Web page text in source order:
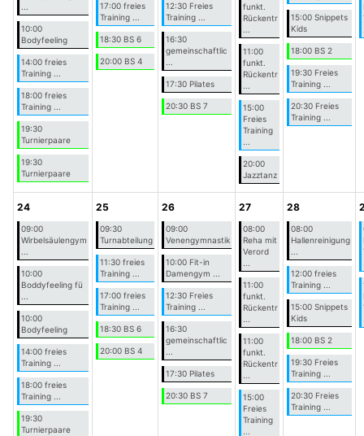
10:00
Bodyfeeling
14:00 freies
Training ...
18:00 freies
Training ...
19:30
Turnierpaare
19:30
Turnierpaare
17:00 freies
Training ...
18:30 BS 6
20:00 BS 4
12:30 Freies
Training ...
16:30
gemeinschaftlic
17:30 Pilates
20:30 BS 7
funkt.
Rückentr
11:00
funkt.
Rückentr
15:00
Freies
Training
20:00
Jazztanz
15:00 Snippets
Kids
18:00 BS 2
19:30 Freies
Training ...
20:30 Freies
Training ...
24
09:00
Wirbelsäulengym
10:00
Boddyfeeling fü
10:00
Bodyfeeling
14:00 freies
Training ...
18:00 freies
Training ...
19:30
Turnierpaare
25
09:30
Turnabteilung
11:30 freies
Training ...
17:00 freies
Training ...
18:30 BS 6
20:00 BS 4
26
09:00
Venengymnastik
10:00 Fit-in
Damengym ...
12:30 Freies
Training ...
16:30
gemeinschaftlic
17:30 Pilates
20:30 BS 7
27
08:00
Reha mit
Verord
11:00
funkt.
Rückentr
11:00
funkt.
Rückentr
15:00
Freies
Training
28
08:00
Hallenreinigung
12:00 freies
Training ...
15:00 Snippets
Kids
18:00 BS 2
19:30 Freies
Training ...
20:30 Freies
Training ...